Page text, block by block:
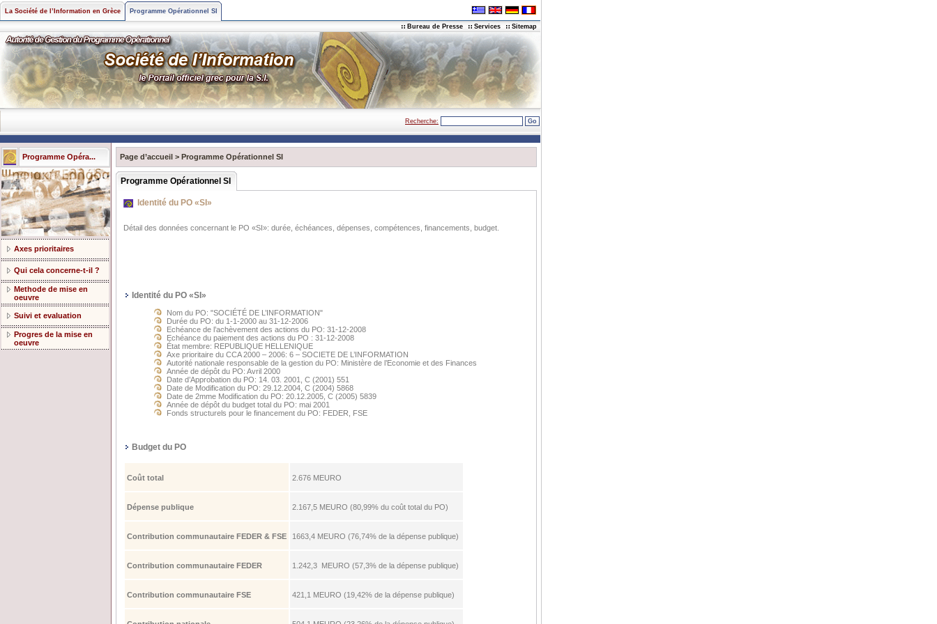
La Société de l’Information en Grèce Programme Opérationnel SI
Bureau de Presse Services Sitemap
Recherche:
Programme Opéra...
Axes prioritaires
Qui cela concerne-t-il ?
Methode de mise en
oeuvre
Suivi et evaluation
Progres de la mise en
oeuvre
Page d’accueil > Programme Opérationnel SI
Programme Opérationnel SI
Identité du PO «SI»
Détail des données concernant le PO «SI»: durée, échéances, dépenses, compétences, financements, budget.
Identité du PO «SI»
Nom du PO: "SOCIÉTÉ DE L’INFORMATION"
Durée du PO: du 1-1-2000 au 31-12-2006
Echéance de l’achèvement des actions du PO: 31-12-2008
Echéance du paiement des actions du PO : 31-12-2008
État membre: REPUBLIQUE HELLENIQUE
Axe prioritaire du CCA 2000 – 2006: 6 – SOCIETE DE L’INFORMATION
Autorité nationale responsable de la gestion du PO: Ministère de l’Economie et des Finances
Année de dépôt du PO: Avril 2000
Date d’Approbation du PO: 14. 03. 2001, C (2001) 551
Date de Modification du PO: 29.12.2004, C (2004) 5868
Date de 2mme Modification du PO: 20.12.2005, C (2005) 5839
Année de dépôt du budget total du PO: mai 2001
Fonds structurels pour le financement du PO: FEDER, FSE
Budget du PO
Coût total 2.676 ΜEURO
Dépense publique 2.167,5 ΜEURO (80,99% du coût total du PO)
Contribution communautaire FEDER & FSE 1663,4 ΜEURO (76,74% de la dépense publique)
Contribution communautaire FEDER 1.242,3 ΜEURO (57,3% de la dépense publique)
Contribution communautaire FSE 421,1 ΜEURO (19,42% de la dépense publique)